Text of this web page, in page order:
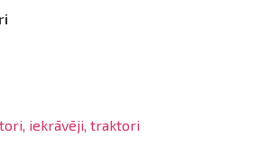
iekrāvēji, traktori